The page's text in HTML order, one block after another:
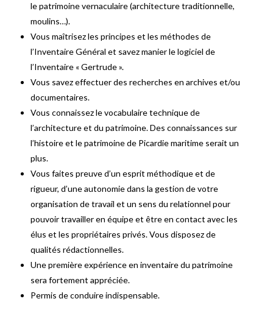
le patrimoine vernaculaire (architecture traditionnelle,
moulins…).
Vous maîtrisez les principes et les méthodes de
l’Inventaire Général et savez manier le logiciel de
l’Inventaire « Gertrude ».
Vous savez effectuer des recherches en archives et/ou
documentaires.
Vous connaissez le vocabulaire technique de
l’architecture et du patrimoine. Des connaissances sur
l’histoire et le patrimoine de Picardie maritime serait un
plus.
Vous faites preuve d’un esprit méthodique et de
rigueur, d’une autonomie dans la gestion de votre
organisation de travail et un sens du relationnel pour
pouvoir travailler en équipe et être en contact avec les
élus et les propriétaires privés. Vous disposez de
qualités rédactionnelles.
Une première expérience en inventaire du patrimoine
sera fortement appréciée.
Permis de conduire indispensable.